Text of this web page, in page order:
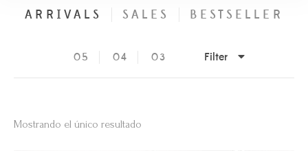
ARRIVALS SALES BESTSELLER
05 04 03 Filter
Mostrando el único resultado